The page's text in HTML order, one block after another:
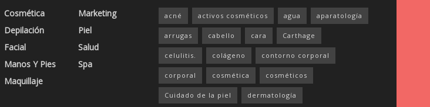
Cosmética
Depilación
Facial
Manos Y Pies
Maquillaje
Marketing
Piel
Salud
Spa
acné activos cosméticos agua aparatología
arrugas cabello cara Carthage
celulitis. colágeno contorno corporal
corporal cosmética cosméticos
Cuidado de la piel dermatología